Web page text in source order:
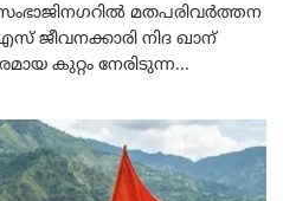
മതപരിവർത്തന
ജീവനക്കാരി നിദ ഖാന്
കുറ്റം നേരിടുന്ന...